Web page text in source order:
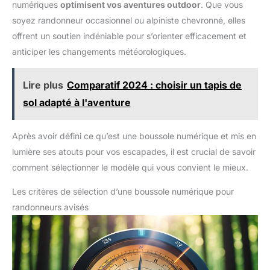
de plein air. 【】 Si vous n'êtes pas satisfait de notre produit
tout moment. Nous vous répondrons instantanément et vous
aiderons à résoudre votre problème.
numériques optimisent vos aventures outdoor. Que vous
soyez randonneur occasionnel ou alpiniste chevronné, elles
offrent un soutien indéniable pour s’orienter efficacement et
anticiper les changements météorologiques.
Lire plus Comparatif 2024 : choisir un tapis de
sol adapté à l'aventure
Après avoir défini ce qu’est une boussole numérique et mis en
lumière ses atouts pour vos escapades, il est crucial de savoir
comment sélectionner le modèle qui vous convient le mieux.
Les critères de sélection d’une boussole numérique pour
randonneurs avisés